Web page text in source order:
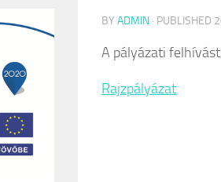
BY ADMIN · PUBLISHED
A pályázati
Rajzpályázat